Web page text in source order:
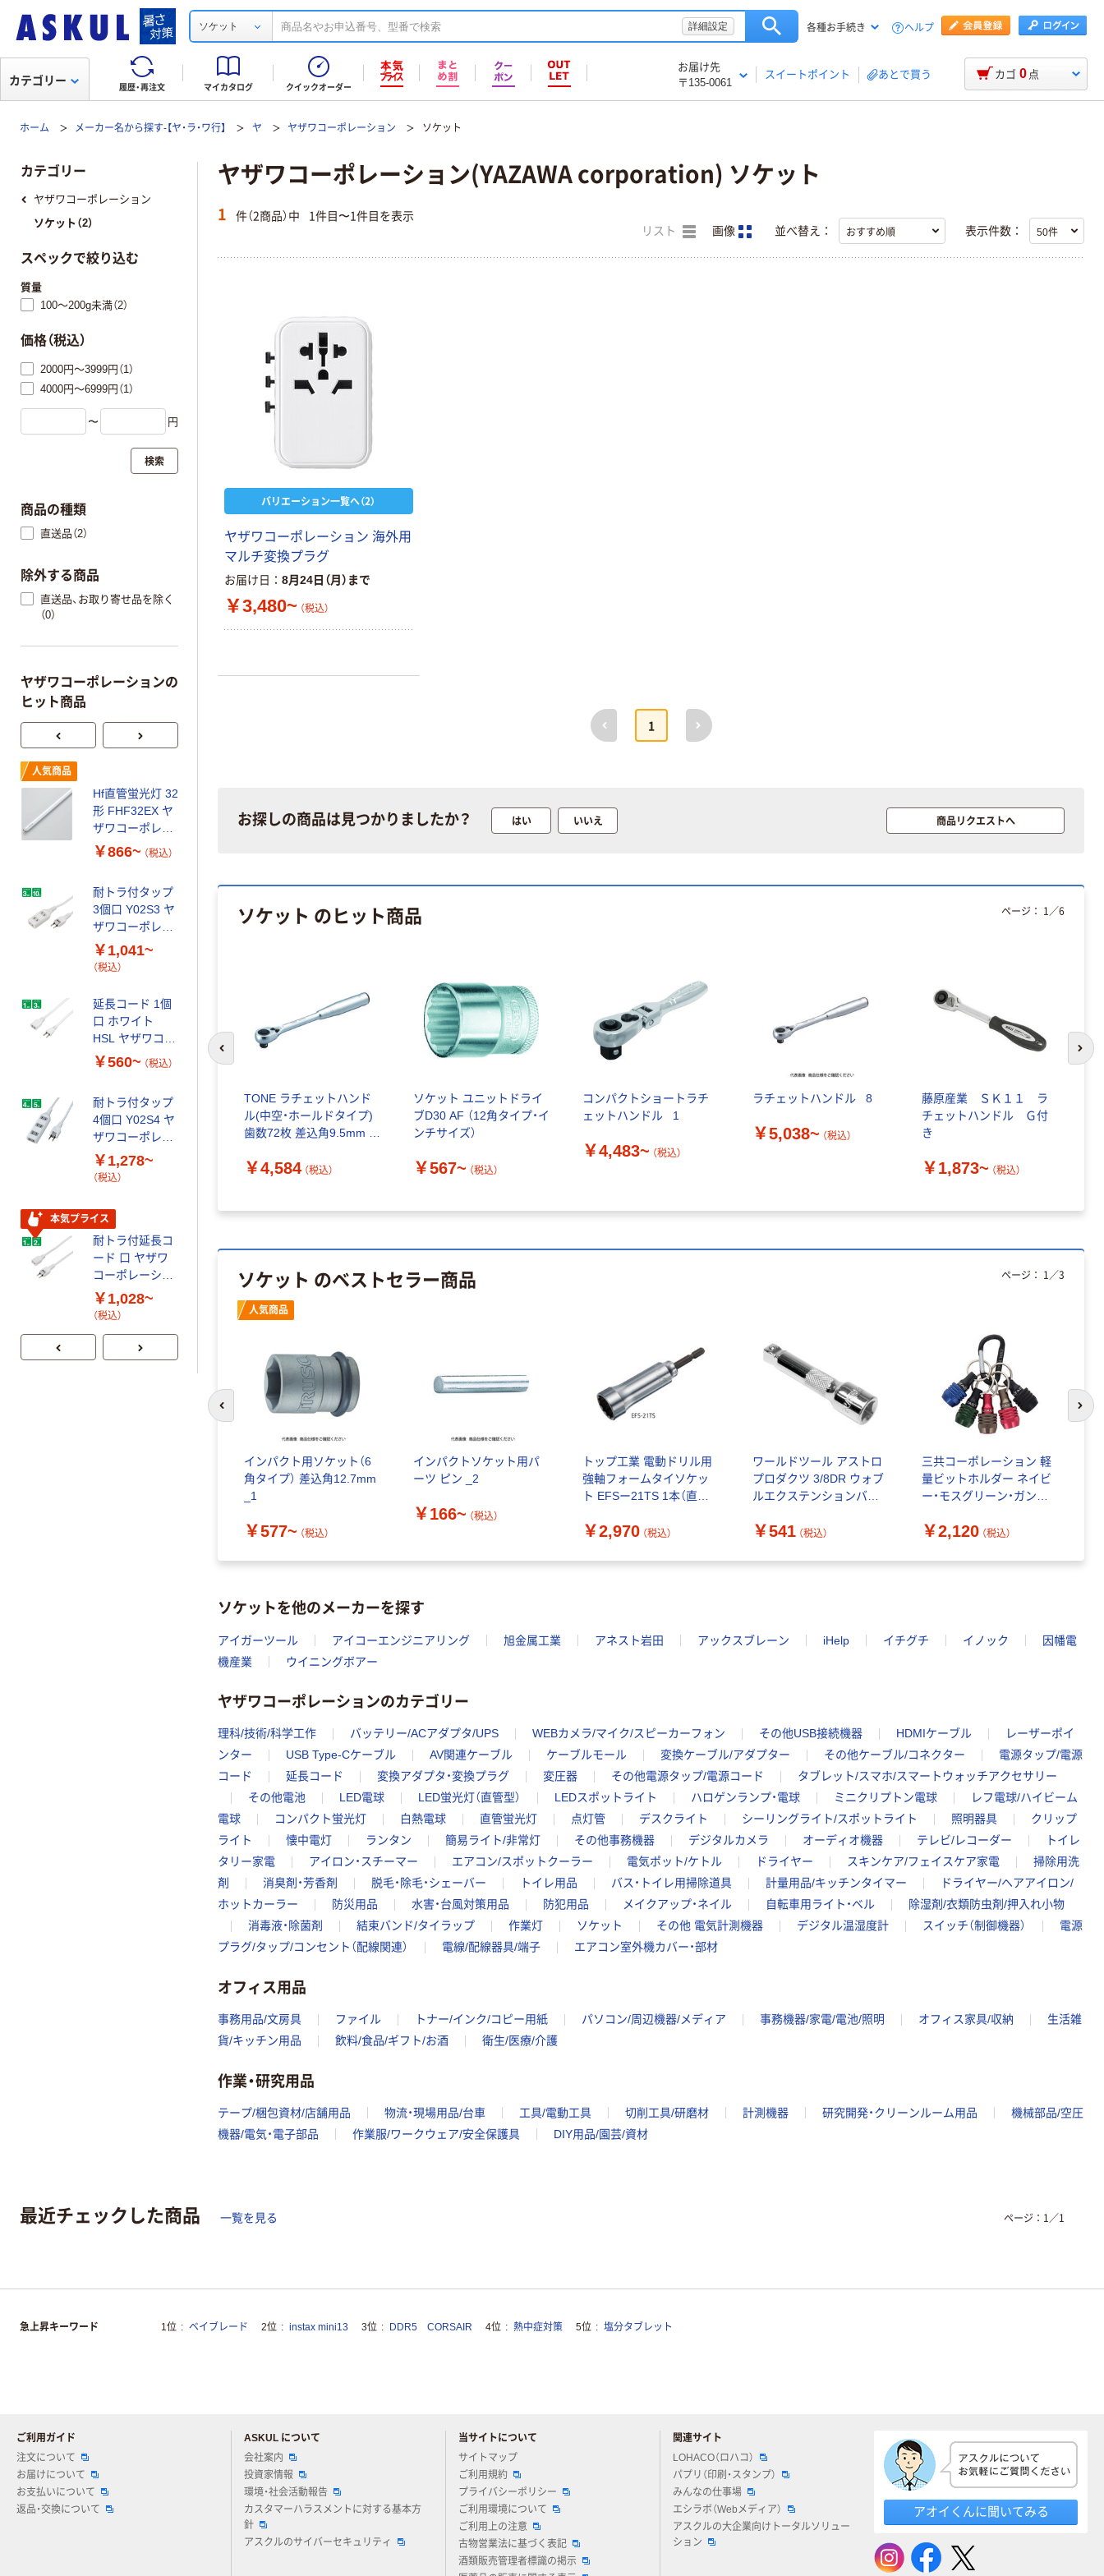
ソケット 詳細設定 各種お手続き ヘルプ
履歴・再注文 マイカタログ クイックオーダー
お届け先
〒135-0061
スイートポイント あとで買う
カテゴリー カゴ 0 点
ホーム メーカー名から探す-【ヤ・ラ・ワ行】 ヤ ヤザワコーポレーション ソケット
ヤザワコーポレーション(YAZAWA corporation) ソケット
1 件（2商品）中 1件目〜1件目を表示
リスト 画像 並べ替え： 表示件数：
バリエーション一覧へ（2）
ヤザワコーポレーション 海外用
マルチ変換プラグ
お届け日 8月24日（月）まで
￥3,480~ （税込）
前へ
1
次へ
お探しの商品は見つかりましたか？ はい いいえ 商品リクエストへ
ソケット のヒット商品
TONE ラチェットハンド
ル(中空・ホールドタイプ)
歯数72枚 差込角9.5mm 全
494-3368（直送品）
￥4,584 （税込）
ソケット ユニットドライ
ブD30 AF （12角タイプ・イ
ンチサイズ）
￥567~ （税込）
コンパクトショートラチ
ェットハンドル _1
￥4,483~ （税込）
ラチェットハンドル _8
￥5,038~ （税込）
藤原産業 ＳＫ１１ ラ
チェットハンドル Ｇ付
き
￥1,873~ （税込）
ページ： 1 ／6
次
ソケット のベストセラー商品
人気商品
インパクト用ソケット（6
角タイプ） 差込角12.7mm
_1
￥577~ （税込）
インパクトソケット用パ
ーツ ピン _2
￥166~ （税込）
トップ工業 電動ドリル用
強軸フォームタイソケッ
ト EFSー21TS 1本（直送
￥2,970 （税込）
ワールドツール アストロ
プロダクツ 3/8DR ウォブ
ルエクステンションバー
本 253-4760（直送品）
￥541 （税込）
三共コーポレーション 軽
量ビットホルダー ネイビ
ー・モスグリーン・ガンメ
#330327 1組(5個入)
￥2,120 （税込）
ページ： 1 ／3
前のスライドへ 次
ソケットを他のメーカーを探す
アイガーツール アイコーエンジニアリング 旭金属工業 アネスト岩田 アックスブレーン iHelp イチグチ イノック
因幡電
機産業
ウイニングボアー
ヤザワコーポレーションのカテゴリー
理科/技術/科学工作 バッテリー/ACアダプタ/UPS WEBカメラ/マイク/スピーカーフォン その他USB接続機器 HDMIケーブル
レーザーポイ
ンター
USB Type-Cケーブル AV関連ケーブル ケーブルモール 変換ケーブル/アダプター その他ケーブル/コネクター
電源タップ/電源
コード
延長コード 変換アダプタ・変換プラグ 変圧器 その他電源タップ/電源コード
タブレット/スマホ/スマートウォッチアクセサリー
その他電池
LED電球 LED蛍光灯（直管型） LEDスポットライト ハロゲンランプ・電球 ミニクリプトン電球
レフ電球/ハイビーム
電球
コンパクト蛍光灯 白熱電球 直管蛍光灯 点灯管 デスクライト シーリングライト/スポットライト 照明器具
クリップ
ライト
懐中電灯 ランタン 簡易ライト/非常灯 その他事務機器 デジタルカメラ オーディオ機器 テレビ/レコーダー
トイレ
タリー家電
アイロン・スチーマー エアコン/スポットクーラー 電気ポット/ケトル ドライヤー スキンケア/フェイスケア家電
掃除用洗
剤
消臭剤・芳香剤 脱毛・除毛・シェーバー トイレ用品 バス・トイレ用掃除道具 計量用品/キッチンタイマー
ドライヤー/ヘアアイロン/
ホットカーラー
防災用品 水害・台風対策用品 防犯用品 メイクアップ・ネイル 自転車用ライト・ベル
除湿剤/衣類防虫剤/押入れ小物
消毒液・除菌剤
結束バンド/タイラップ 作業灯 ソケット その他 電気計測機器 デジタル温湿度計 スイッチ（制御機器）
電源
プラグ/タップ/コンセント（配線関連）
電線/配線器具/端子 エアコン室外機カバー・部材
オフィス用品
事務用品/文房具 ファイル トナー/インク/コピー用紙 パソコン/周辺機器/メディア 事務機器/家電/電池/照明 オフィス家具/収納
生活雑
貨/キッチン用品
飲料/食品/ギフト/お酒 衛生/医療/介護
作業・研究用品
テープ/梱包資材/店舗用品 物流・現場用品/台車 工具/電動工具 切削工具/研磨材 計測機器 研究開発・クリーンルーム用品
機械部品/空圧
機器/電気・電子部品
作業服/ワークウェア/安全保護具 DIY用品/園芸/資材
カテゴリー
ヤザワコーポレーション
ソケット（2）
スペックで絞り込む
質量
100～200g未満（2）
価格（税込）
2000円～3999円（1）
4000円～6999円（1）
〜 円
検索
商品の種類
直送品（2）
除外する商品
直送品、お取り寄せ品を除く
（0）
ヤザワコーポレーションの
ヒット商品
人気商品
Hf直管蛍光灯 32
形 FHF32EX ヤ
ザワコーポレー
ション
￥866~ （税込）
耐トラ付タップ
3個口 Y02S3 ヤ
ザワコーポレー
ション
￥1,041~
（税込）
延長コード 1個
口 ホワイト
HSL ヤザワコー
ポレーション
￥560~ （税込）
耐トラ付タップ
4個口 Y02S4 ヤ
ザワコーポレー
ション
￥1,278~
（税込）
本気プライス
耐トラ付延長コ
ード 口 ヤザワ
コーポレーショ
ン
￥1,028~
（税込）
型 イヤーパッド
6個入り ヤザワ
計 DO01 ヤザワ
コーポレーショ
ヤザワコーポレ
カゴへ
ハンドメガホン
ヤザワコーポレ
ーション 耐トラ
￥1,036~
ーポレーション
￥961~ （税込）
ーション エアコ
人気商品
ヤザワコーポレ
ーション トリプ
Y02ELPT300W
H 1個カゴへ
人気商品
ター LPB24 ヤ
ション
￥1,877~
（税込）
コーポレーショ
￥3,261~
人気商品
カゴへ
ヤザワコーポレ
￥880~ （税込）
3個口 ホワイト
L型プラグアダ
￥280~ （税込）
カナル型片耳イ
ポレーション
￥142~
最近チェックした商品 一覧を見る ページ： 1 ／1
急上昇キーワード 1位 ベイブレード 2位 instax mini13 3位 DDR5 CORSAIR 4位 熱中症対策 5位 塩分タブレット
ご利用ガイド
注文について
お届けについて
お支払いについて
返品・交換について
ASKUL について
会社案内
投資家情報
環境・社会活動報告
カスタマーハラスメントに対する基本方
針
アスクルのサイバーセキュリティ
当サイトについて
サイトマップ
ご利用規約
プライバシーポリシー
ご利用環境について
ご利用上の注意
古物営業法に基づく表記
酒類販売管理者標識の掲示
関連サイト
LOHACO（ロハコ）
パプリ（印刷・スタンプ）
みんなの仕事場
エシラボ（Webメディア）
アスクルの大企業向けトータルソリュー
ション
アオイくんに聞いてみる